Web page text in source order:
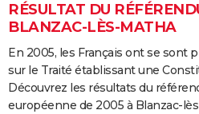
COPAINS D'AVANT
FORUM
Bricolage
Lifestyle
Culture
Sport
Auto
Television
Voyage
Cinema
RÉSULTAT DU
BLANZAC-LÈS-MATHA
En 2005, les Français ont se sont
sur le Traité établissant une
Découvrez les résultats du
européenne de 2005 à Blanzac-